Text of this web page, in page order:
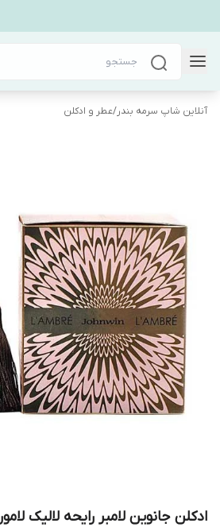
آنلاین شاپ سرمه بندر/عطر و ادکلن
ادکلن جانوین لامبر رایحه لالیک لامور